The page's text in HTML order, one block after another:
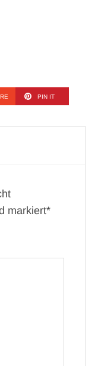
PIN IT
markiert*